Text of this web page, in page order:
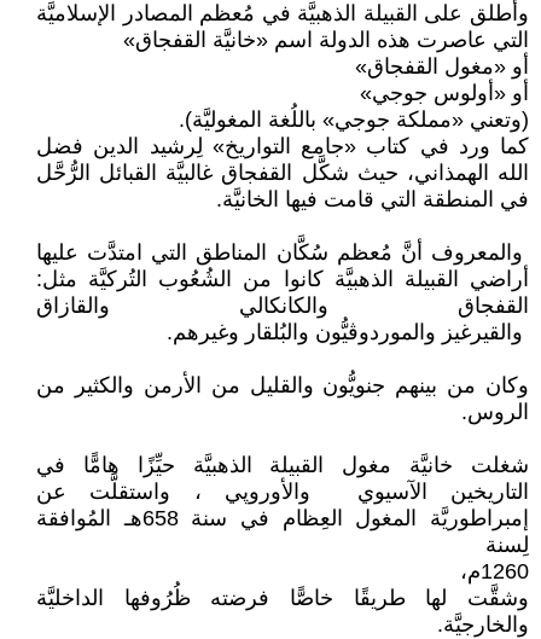
وأُطلق على القبيلة الذهبيَّة في مُعظم المصادر الإسلاميَّة
التي عاصرت هذه الدولة اسم «خانيَّة القفجاق»
أو «مغول القفجاق»
أو «أولوس جوجي»
(وتعني «مملكة جوجي» باللُغة المغوليَّة).
كما ورد في كتاب «جامع التواريخ» لِرشيد الدين فضل
الله الهمذاني، حيث شكَّل القفجاق غالبيَّة القبائل الرُّحَّل
في المنطقة التي قامت فيها الخانيَّة.
والمعروف أنَّ مُعظم سُكَّان المناطق التي امتدَّت عليها
أراضي القبيلة الذهبيَّة كانوا من الشُعُوب التُركيَّة مثل:
القفجاق والكانكالي والقازاق
والقيرغيز والموردوڤيُّون والبُلقار وغيرهم.
وكان من بينهم جنويُّون والقليل من الأرمن والكثير من
الروس.
شغلت خانيَّة مغول القبيلة الذهبيَّة حيِّزًا هامًّا في
التاريخين الآسيوي والأوروپي ، واستقلَّت عن
إمبراطوريَّة المغول العِظام في سنة 658هـ المُوافقة
لِسنة
1260م،
وشقَّت لها طريقًا خاصًّا فرضته ظُرُوفها الداخليَّة
والخارجيَّة.